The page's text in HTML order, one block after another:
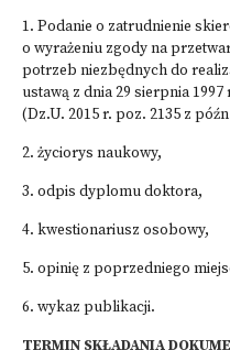
1. Podanie o zatrudnienie
o wyrażeniu zgody na
potrzeb niezbędnych do
ustawą z dnia 29 sierpnia
(Dz.U. 2015 r. poz. 2135 z
2. życiorys naukowy,
3. odpis dyplomu doktora,
4. kwestionariusz osobowy,
5. opinię z poprzedniego
6. wykaz publikacji.
TERMIN SKŁADANIA